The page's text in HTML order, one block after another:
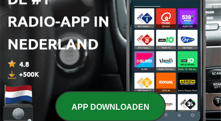
66 - Zo leer je je kind zelfstandig spelen
29 jul. 2026
65
Zo steun je een vriend(in) met een onvervulde
kinderwens
22 jul. 2026
- Special: De vakantielessen van Frank en Leo
15 jul. 2026
63 - Special: De grote tipshow voor ouders
APP DOWNLOADEN